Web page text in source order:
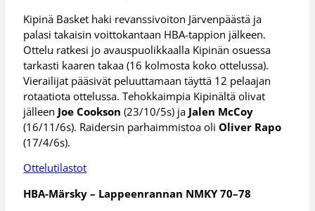
Kipinä Basket haki revanssivoiton Järvenpäästä ja
palasi takaisin voittokantaan HBA-tappion jälkeen.
Ottelu ratkesi jo avauspuolikkaalla Kipinän osuessa
tarkasti kaaren takaa (16 kolmosta koko ottelussa).
Vierailijat pääsivät peluuttamaan täyttä 12 pelaajan
rotaatiota ottelussa. Tehokkaimpia Kipinältä olivat
jälleen Joe Cookson (23/10/5s) ja Jalen McCoy
(16/11/6s). Raidersin parhaimmistoa oliOliver Rapo
(17/4/6s).
Ottelutilastot
HBA-Märsky – Lappeenrannan NMKY 70–78